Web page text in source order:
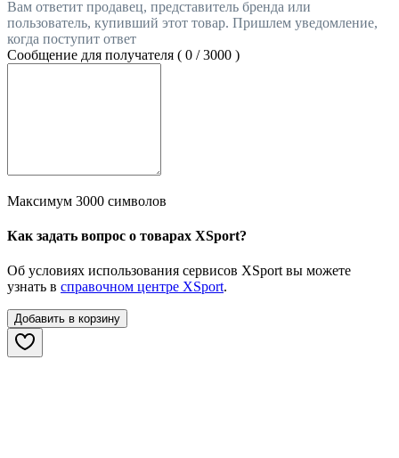
Вам ответит продавец, представитель бренда или
пользователь, купивший этот товар. Пришлем уведомление,
когда поступит ответ
Сообщение для получателя ( 0 /3000 )
Максимум 3000 символов
Как задать вопрос о товарах XSport?
Об условиях использования сервисов XSport вы можете
узнать в справочном центре XSport.
Добавить в корзину